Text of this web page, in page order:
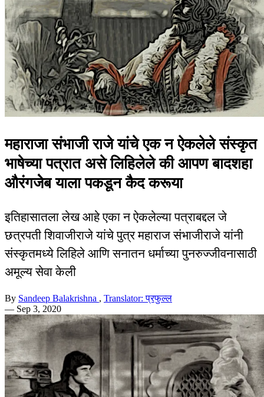
महाराजा संभाजी राजे यांचे एक न ऐकलेले संस्कृत
भाषेच्या पत्रात असे लिहिलेले की आपण बादशहा
औरंगजेेब याला पकडून कैद करूया
इतिहासातला लेख आहे एका न ऐकलेल्या पत्राबद्दल जे
छत्रपती शिवाजीराजे यांचे पुत्र महाराज संभाजीराजे यांनी
संस्कृतमध्ये लिहिले आणि सनातन धर्माच्या पुनरुज्जीवनासाठी
अमूल्य सेवा केली
By Sandeep Balakrishna , Translator: प्रफुल्ल
— Sep 3, 2020